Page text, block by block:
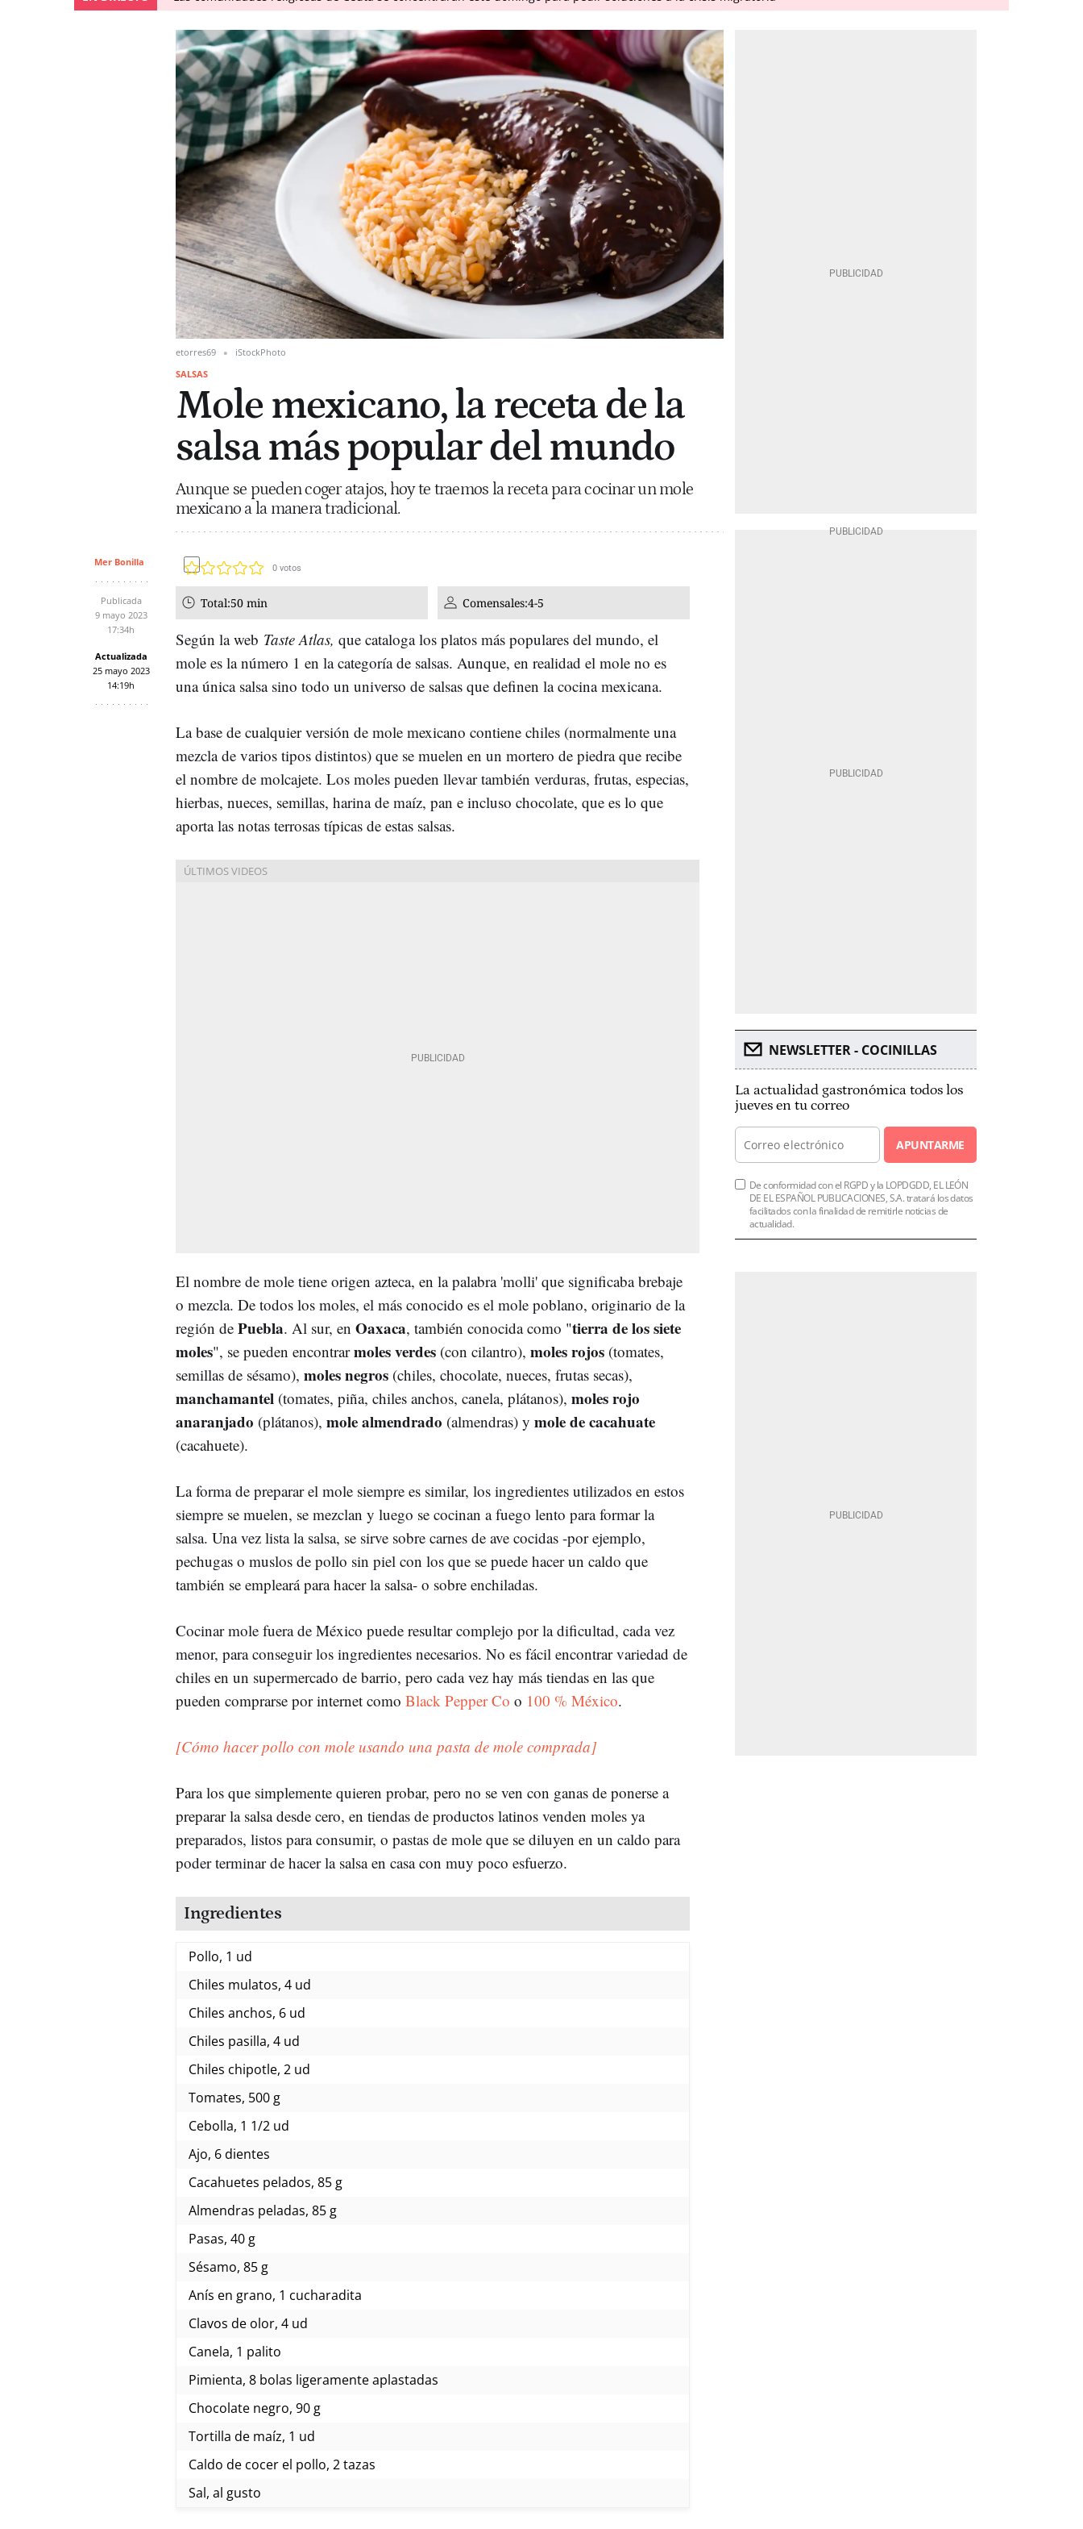
etorres69
iStockPhoto
SALSAS
Mole mexicano, la receta de la
salsa más popular del mundo
Aunque se pueden coger atajos, hoy te traemos la receta para cocinar un mole
mexicano a la manera tradicional.
Mer Bonilla
Publicada
9 mayo 2023
17:34h
Actualizada
25 mayo 2023
14:19h
0 votos
Total:50 min Comensales:4-5
Según la web Taste Atlas, que cataloga los platos más populares del mundo, el
mole es la número 1 en la categoría de salsas. Aunque, en realidad el mole no es
una única salsa sino todo un universo de salsas que definen la cocina mexicana.
La base de cualquier versión de mole mexicano contiene chiles (normalmente una
mezcla de varios tipos distintos) que se muelen en un mortero de piedra que recibe
el nombre de molcajete. Los moles pueden llevar también verduras, frutas, especias,
hierbas, nueces, semillas, harina de maíz, pan e incluso chocolate, que es lo que
aporta las notas terrosas típicas de estas salsas.
El nombre de mole tiene origen azteca, en la palabra 'molli' que significaba brebaje
o mezcla. De todos los moles, el más conocido es el mole poblano, originario de la
región de Puebla. Al sur, en Oaxaca, también conocida como "tierra de los siete
moles", se pueden encontrarmoles verdes (con cilantro), moles rojos (tomates,
semillas de sésamo), moles negros (chiles, chocolate, nueces, frutas secas),
manchamantel (tomates, piña, chiles anchos, canela, plátanos), moles rojo
anaranjado (plátanos), mole almendrado (almendras) y mole de cacahuate
(cacahuete).
La forma de preparar el mole siempre es similar, los ingredientes utilizados en estos
siempre se muelen, se mezclan y luego se cocinan a fuego lento para formar la
salsa. Una vez lista la salsa, se sirve sobre carnes de ave cocidas -por ejemplo,
pechugas o muslos de pollo sin piel con los que se puede hacer un caldo que
también se empleará para hacer la salsa- o sobre enchiladas.
Cocinar mole fuera de México puede resultar complejo por la dificultad, cada vez
menor, para conseguir los ingredientes necesarios. No es fácil encontrar variedad de
chiles en un supermercado de barrio, pero cada vez hay más tiendas en las que
pueden comprarse por internet como Black Pepper Co o 100 % México.
[Cómo hacer pollo con mole usando una pasta de mole comprada]
Para los que simplemente quieren probar, pero no se ven con ganas de ponerse a
preparar la salsa desde cero, en tiendas de productos latinos venden moles ya
preparados, listos para consumir, o pastas de mole que se diluyen en un caldo para
poder terminar de hacer la salsa en casa con muy poco esfuerzo.
Ingredientes
Pollo, 1 ud
Chiles mulatos, 4 ud
Chiles anchos, 6 ud
Chiles pasilla, 4 ud
Chiles chipotle, 2 ud
Tomates, 500 g
Cebolla, 1 1/2 ud
Ajo, 6 dientes
Cacahuetes pelados, 85 g
Almendras peladas, 85 g
Pasas, 40 g
Sésamo, 85 g
Anís en grano, 1 cucharadita
Clavos de olor, 4 ud
Canela, 1 palito
Pimienta, 8 bolas ligeramente aplastadas
Chocolate negro, 90 g
Tortilla de maíz, 1 ud
Caldo de cocer el pollo, 2 tazas
Sal, al gusto
NEWSLETTER - COCINILLAS
La actualidad gastronómica todos los
jueves en tu correo
APUNTARME
De conformidad con el RGPD y la LOPDGDD, EL LEÓN
DE EL ESPAÑOL PUBLICACIONES, S.A. tratará los datos
facilitados con la finalidad de remitirle noticias de
actualidad.